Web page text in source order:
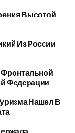
Высотой
Из России
Фронтальной
Федерации
Нашел В